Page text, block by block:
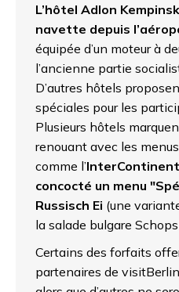
L’hôtel Adlon
navette depuis
équipée d’un moteur à
l’ancienne partie
D’autres hôtels
spéciales pour les
Plusieurs hôtels
renouant avec les
comme l’
concocté un menu
Russisch Ei (une
la salade bulgare
Certains des forfaits
partenaires de